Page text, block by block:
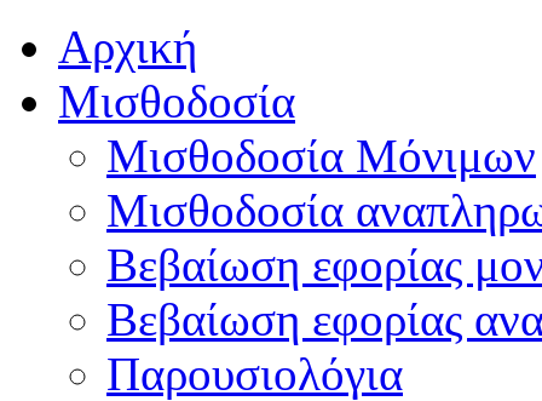
Αρχική
Μισθοδοσία
Μισθοδοσία Μόνιμων
Μισθοδοσία
Βεβαίωση εφορίας
Βεβαίωση εφορίας
Παρουσιολόγια